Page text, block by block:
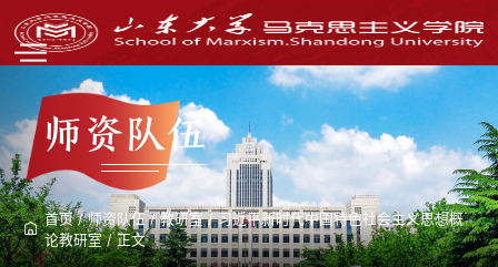
师资队伍
首页/师资队伍/教研室/习近平新时代中国特色社会主义思想概
论教研室/正文